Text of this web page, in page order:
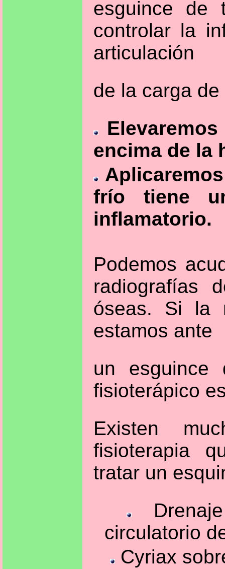
esguince de
controlar la
articulación
de la carga
encima de la
frío tiene
inflamatorio.
Podemos
radiografías
óseas. Si la
estamos ante
un
fisioterápico
Existen
fisioterapia
tratar un
circulatorio
Cyriax